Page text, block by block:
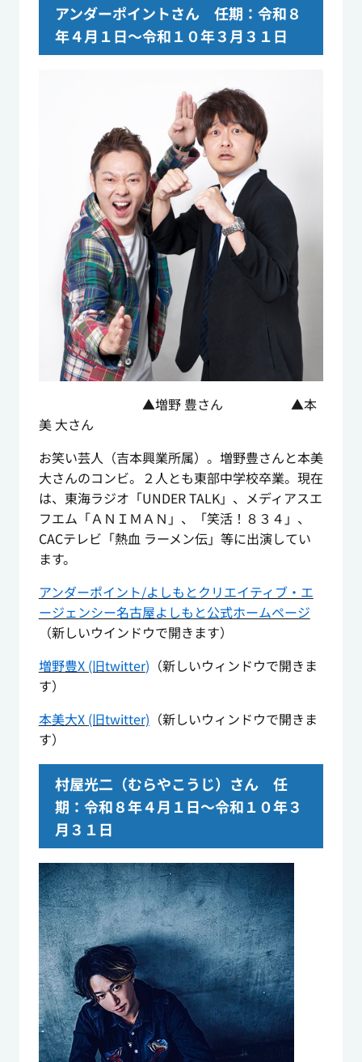
アンダーポイントさん 任期：令和８
年４月１日～令和１０年３月３１日
▲増野 豊さん ▲本
美 大さん
お笑い芸人（吉本興業所属）。増野豊さんと本美
大さんのコンビ。２人とも東部中学校卒業。現在
は、東海ラジオ「UNDER TALK」、メディアスエ
フエム「ＡＮＩＭＡＮ」、「笑活！８３４」、
CACテレビ「熱血 ラーメン伝」等に出演してい
ます。
アンダーポイント/よしもとクリエイティブ・エ
ージェンシー名古屋よしもと公式ホームページ
（新しいウインドウで開きます）
増野豊X (旧twitter) （新しいウィンドウで開きま
す）
本美大X (旧twitter) （新しいウィンドウで開きま
す）
村屋光二（むらやこうじ）さん 任
期：令和８年４月１日～令和１０年３
月３１日